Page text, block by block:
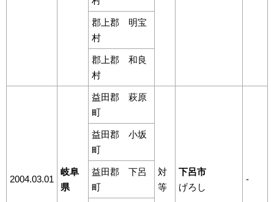
郡上郡 明宝
村
郡上郡 和良
村
2004.03.01
岐阜
県
益田郡 萩原
町
対
等
下呂市
げろし
-
益田郡 小坂
町
益田郡 下呂
町